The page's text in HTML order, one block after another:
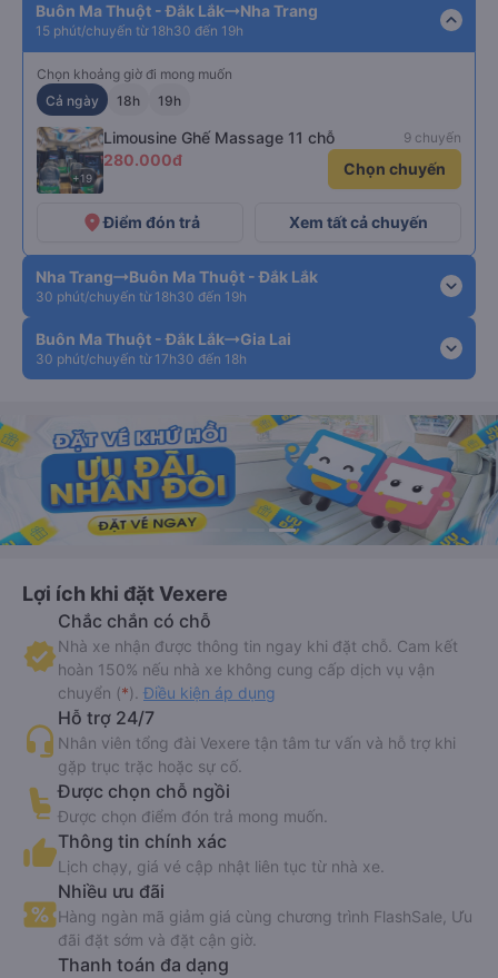
Buôn Ma Thuột - Đắk Lắk
Nha Trang
15 phút/chuyến từ 18h30 đến 19h expand_less
Chọn khoảng giờ đi mong muốn
Cả ngày
18h 19h
+19
Limousine Ghế Massage 11 chỗ 9 chuyến
280.000đ Chọn chuyến
placeĐiểm đón trả Xem tất cả chuyến
Nha Trang Buôn Ma Thuột - Đắk Lắk
30 phút/chuyến từ 18h30 đến 19h expand_more
Buôn Ma Thuột - Đắk Lắk Gia Lai
30 phút/chuyến từ 17h30 đến 18h expand_more
Lợi ích khi đặt Vexere
Chắc chắn có chỗ
Nhà xe nhận được thông tin ngay khi đặt chỗ. Cam kết
hoàn 150% nếu nhà xe không cung cấp dịch vụ vận
chuyển (*). Điều kiện áp dụng
Hỗ trợ 24/7
Nhân viên tổng đài Vexere tận tâm tư vấn và hỗ trợ khi
gặp trục trặc hoặc sự cố.
Được chọn chỗ ngồi
Được chọn điểm đón trả mong muốn.
Thông tin chính xác
Lịch chạy, giá vé cập nhật liên tục từ nhà xe.
Nhiều ưu đãi
Hàng ngàn mã giảm giá cùng chương trình FlashSale, Ưu
đãi đặt sớm và đặt cận giờ.
Thanh toán đa dạng